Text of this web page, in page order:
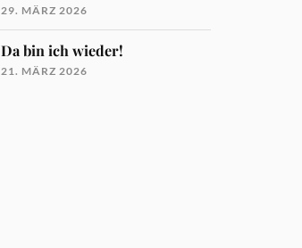
29. MÄRZ 2026
Da bin ich wieder!
21. MÄRZ 2026